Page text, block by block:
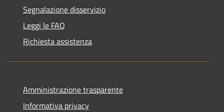
Segnalazione disservizio
Leggi le FAQ
Richiesta assistenza
Amministrazione trasparente
Informativa privacy